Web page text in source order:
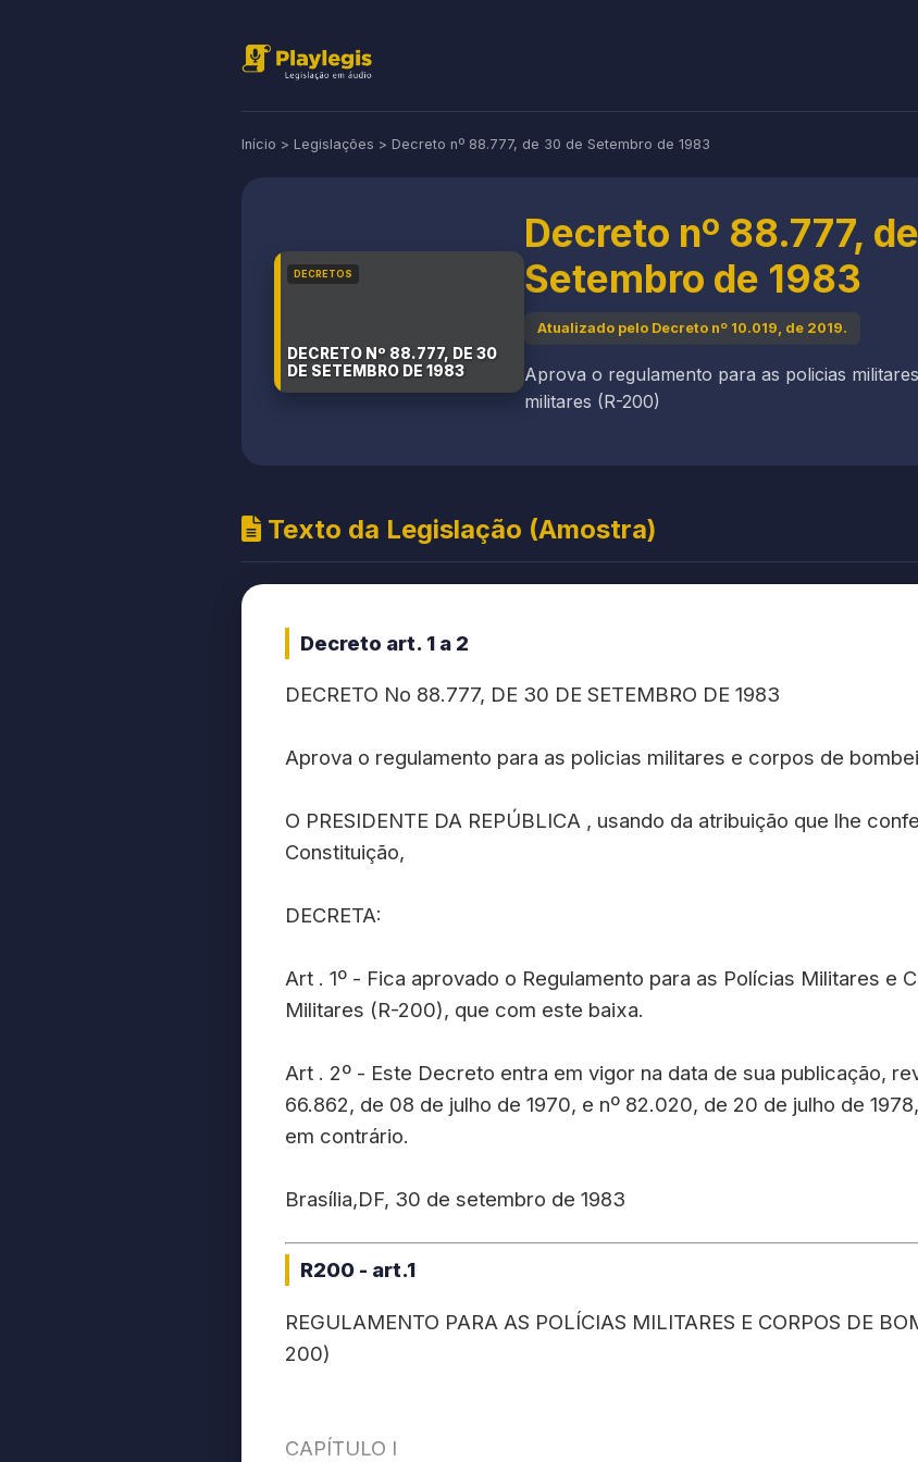
Início > Legislações > Decreto nº 88.777, de 30 de Setembro de 1983
DECRETOS
DECRETO Nº 88.777, DE 30
DE SETEMBRO DE 1983
Decreto nº 88.777,
Setembro de 1983
Atualizado pelo Decreto nº 10.019, de 2019.
Aprova o regulamento para as policias
militares (R-200)
Texto da Legislação (Amostra)
Decreto art. 1 a 2
DECRETO No 88.777, DE 30 DE SETEMBRO DE 1983
Aprova o regulamento para as policias militares e corpos de
O PRESIDENTE DA REPÚBLICA , usando da atribuição que lhe
Constituição,
DECRETA:
Art . 1º - Fica aprovado o Regulamento para as Polícias Militares e
Militares (R-200), que com este baixa.
Art . 2º - Este Decreto entra em vigor na data de sua publicação,
66.862, de 08 de julho de 1970, e nº 82.020, de 20 de julho de
em contrário.
Brasília,DF, 30 de setembro de 1983
R200 - art.1
REGULAMENTO PARA AS POLÍCIAS MILITARES E CORPOS DE
200)
CAPÍTULO I